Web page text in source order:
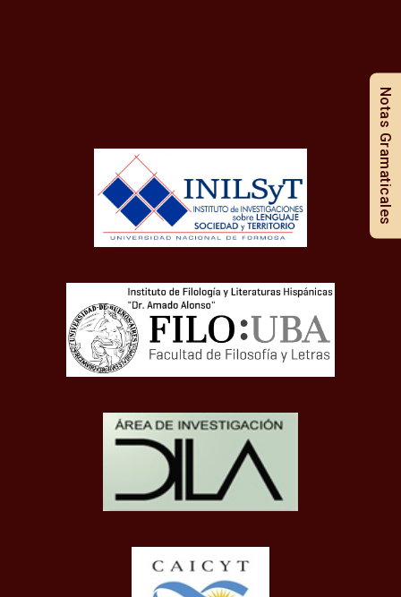
Notas Gramaticales